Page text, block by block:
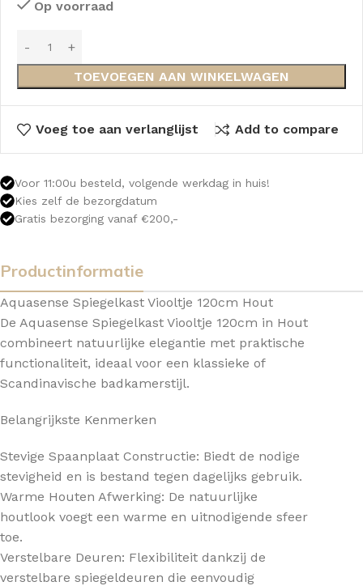
Op voorraad
TOEVOEGEN AAN WINKELWAGEN
Voeg toe aan verlanglijst Add to compare
Voor 11:00u besteld, volgende werkdag in huis!
Kies zelf de bezorgdatum
Gratis bezorging vanaf €200,-
Productinformatie
Aquasense Spiegelkast Viooltje 120cm Hout
De Aquasense Spiegelkast Viooltje 120cm in Hout
combineert natuurlijke elegantie met praktische
functionaliteit, ideaal voor een klassieke of
Scandinavische badkamerstijl.
Belangrijkste Kenmerken
Stevige Spaanplaat Constructie: Biedt de nodige
stevigheid en is bestand tegen dagelijks gebruik.
Warme Houten Afwerking: De natuurlijke
houtlook voegt een warme en uitnodigende sfeer
toe.
Verstelbare Deuren: Flexibiliteit dankzij de
verstelbare spiegeldeuren die eenvoudig